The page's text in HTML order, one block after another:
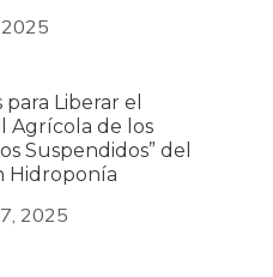
2025
para Liberar el
Agrícola de los
Suspendidos” del
Hidroponía
2025